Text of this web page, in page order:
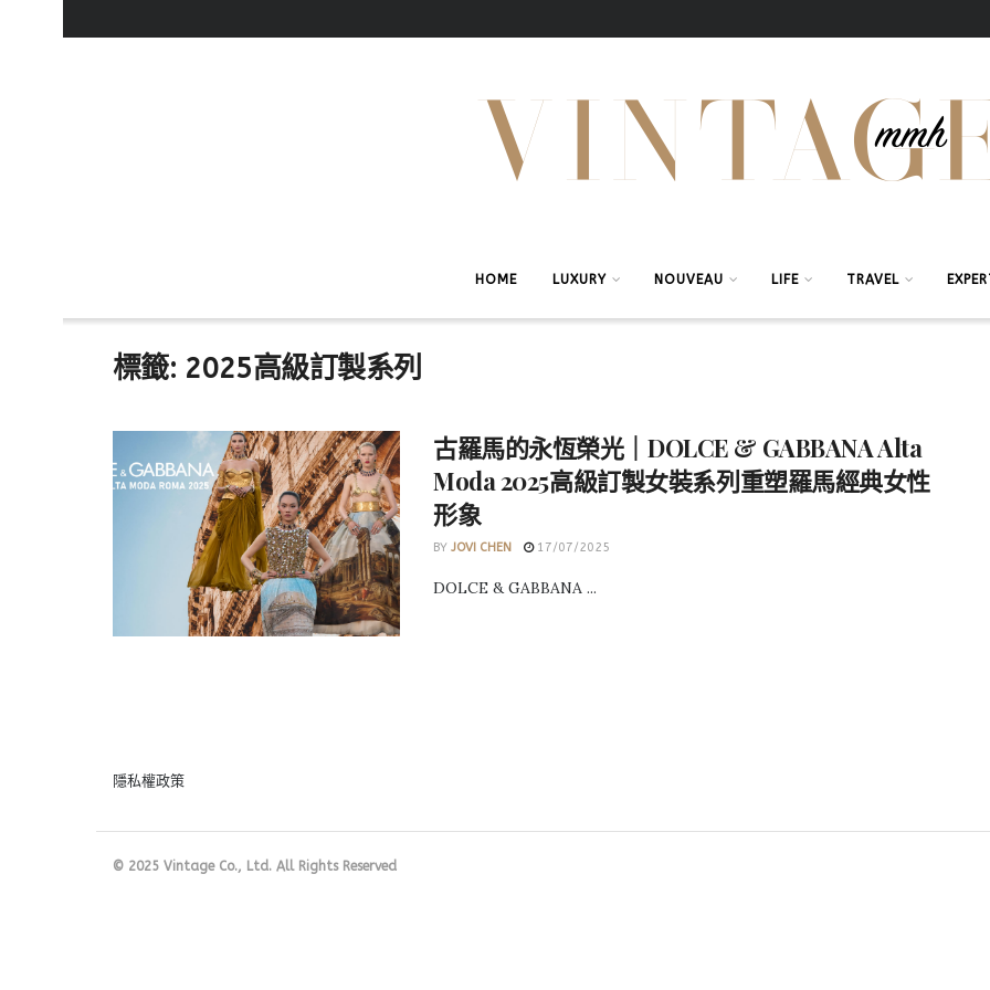
HOME LUXURY NOUVEAU LIFE TRAVEL
標籤: 2025高級訂製系列
古羅馬的永恆榮光｜DOLCE & GABBANA Alta
Moda 2025高級訂製女裝系列重塑羅馬經典女性
形象
BY JOVI CHEN 17/07/2025
DOLCE & GABBANA ...
隱私權政策
© 2025 Vintage Co., Ltd. All Rights Reserved